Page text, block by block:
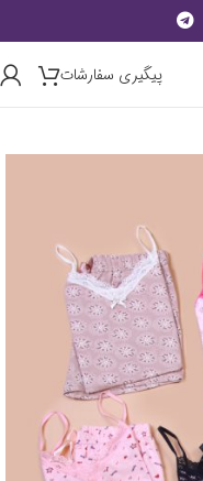
پیگیری سفارشات